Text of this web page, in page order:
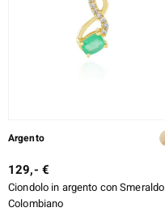
Argento
129,- €
Ciondolo in argento con Smeraldo
Colombiano